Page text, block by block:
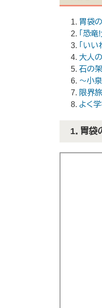
胃袋
「恐
「い
大人
石の
～小
限界
よく
1．胃